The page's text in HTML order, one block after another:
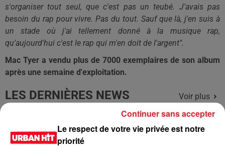
s'organiser tout seul, que c'est pas un teubé. J'avais pas
besoin du rap pour vivre. Pas du tout. Sauf que là, j'en suis à
un stade où j'ai tellement donné à la musique rap,
qu'aujourd'hui c'est le rap qui m'en doit de l'argent".
Mac Tyer a vendu plus de 7000 exemplaires de son album
après une semaine d'exploitation.
LES DERNIÈRES NEWS Voir plus
d'un homme prétendant être son fils
Le respect de votre vie privée est notre
priorité
Continuer sans accepter